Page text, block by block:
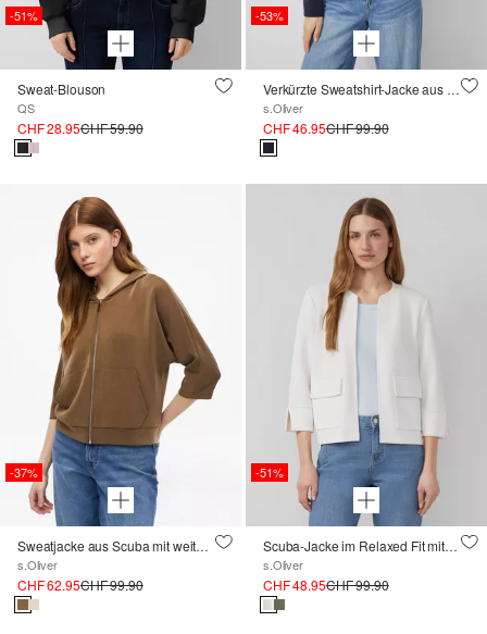
-51%
Sweat-Blouson
QS
CHF 28.95CHF 59.90
-53%
Verkürzte Sweatshirt-Jacke aus Scuba
s.Oliver
CHF 46.95CHF 99.90
-37%
Sweatjacke aus Scuba mit weitem 3/4-Arm
s.Oliver
CHF 62.95CHF 99.90
-51%
Scuba-Jacke im Relaxed Fit mit 3/4-Arm
s.Oliver
CHF 48.95CHF 99.90